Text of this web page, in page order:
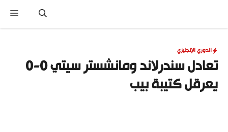
المحتوى
الدوري الإنجليزي
تعادل سندرلاند ومانشستر سيتي 0-0
يعرقل كتيبة بيب